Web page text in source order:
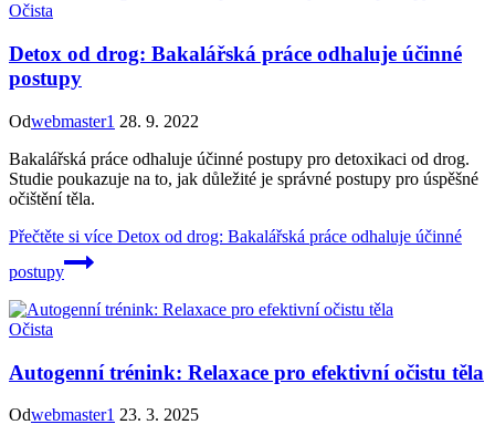
Očista
Detox od drog: Bakalářská práce odhaluje účinné
postupy
Odwebmaster1 28. 9. 2022
Bakalářská práce odhaluje účinné postupy pro detoxikaci od drog.
Studie poukazuje na to, jak důležité je správné postupy pro úspěšné
očištění těla.
Přečtěte si více Detox od drog: Bakalářská práce odhaluje účinné
postupy
Očista
Autogenní trénink: Relaxace pro efektivní očistu těla
Odwebmaster1 23. 3. 2025